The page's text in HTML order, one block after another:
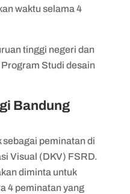
waktu selama 4
tinggi negeri dan
Studi desain
Bandung
sebagai peminatan di
Visual (DKV) FSRD.
diminta untuk
4 peminatan yang